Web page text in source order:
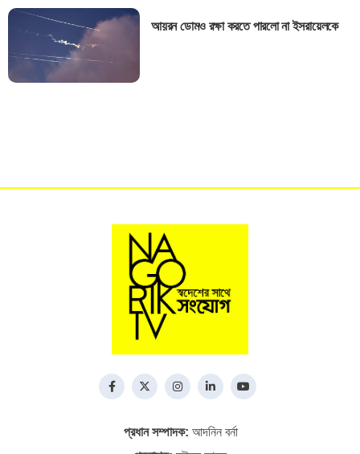
আয়রন ডোমও রক্ষা করতে পারলো না ইসরায়েলকে
প্রধান সম্পাদক: আদনিন বর্না